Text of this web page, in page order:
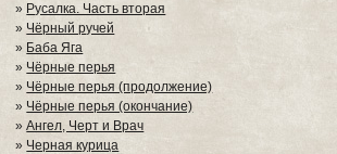
» Русалка. Часть вторая
» Чёрный ручей
» Баба Яга
»Чёрные перья
» Чёрные перья (продолжение)
» Чёрные перья (окончание)
»Ангел, Черт и Врач
» Черная курица